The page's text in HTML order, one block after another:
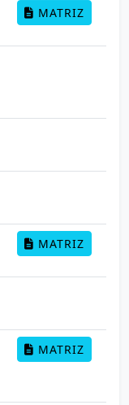
MATRIZ
MATRIZ
MATRIZ